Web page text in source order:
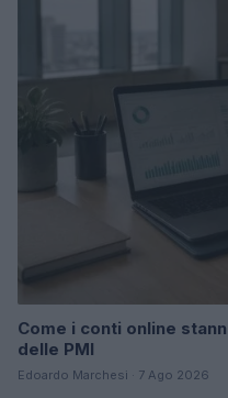
Come i conti online
delle PMI
Edoardo Marchesi · 7 Ago 2026